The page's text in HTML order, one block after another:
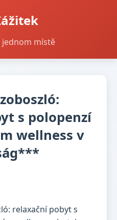
jednom místě
s polopenzí
wellness v